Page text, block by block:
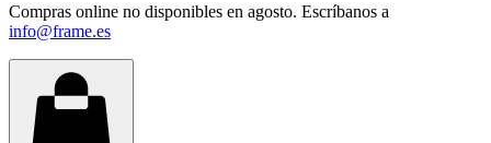
Compras online no disponibles en agosto. Escríbanos a
info@frame.es